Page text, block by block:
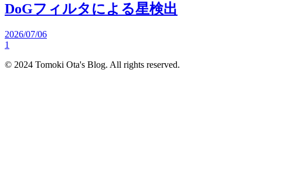
DoGフィルタによる星検出
2026/07/06
1
© 2024 Tomoki Ota's Blog. All rights reserved.